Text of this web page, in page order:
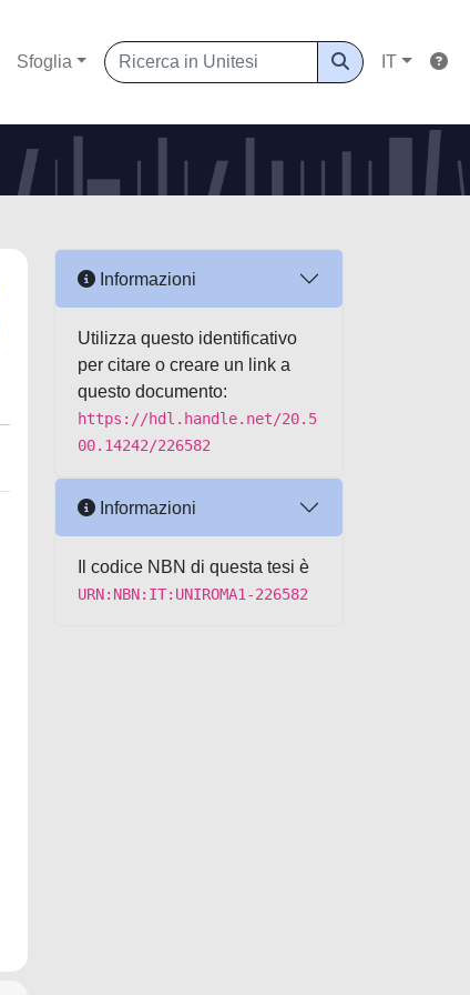
Sfoglia IT
Informazioni
Utilizza questo identificativo
per citare o creare un link a
questo documento:
https://hdl.handle.net/20.5
00.14242/226582
Informazioni
Il codice NBN di questa tesi è
URN:NBN:IT:UNIROMA1-226582